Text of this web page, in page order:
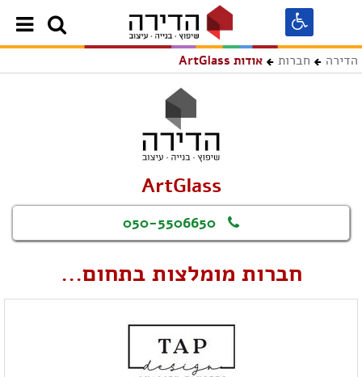
הדירה חברות אודות ArtGlass
ArtGlass
050-5506650
חברות מומלצות בתחום...